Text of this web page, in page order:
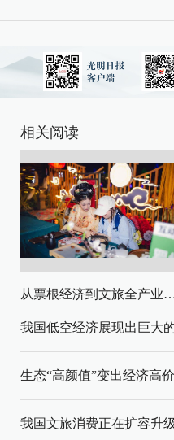
相关阅读
从票根经济到文旅全
我国低空经济展现出巨大
生态“高颜值”变出经济高
我国文旅消费正在扩容升